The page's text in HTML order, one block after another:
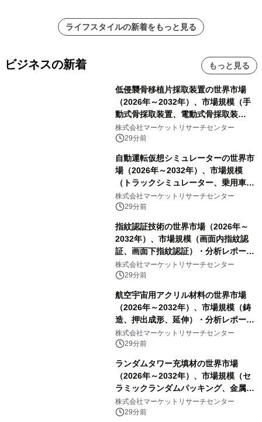
ライフスタイルの新着をもっと見る
ビジネスの新着 もっと見る
低侵襲骨移植片採取装置の世界市場
（2026年～2032年）、市場規模（手
動式骨採取装置、電動式骨採取装
置）・分析レポートを発表
株式会社マーケットリサーチセンター
29分前
自動運転仮想シミュレーターの世界市
場（2026年～2032年）、市場規模
（トラックシミュレーター、乗用車シ
ミュレーター、その他）・分析レポー
トを発表
株式会社マーケットリサーチセンター
29分前
指紋認証技術の世界市場（2026年～
2032年）、市場規模（画面内指紋認
証、画面下指紋認証）・分析レポート
を発表
株式会社マーケットリサーチセンター
29分前
航空宇宙用アクリル材料の世界市場
（2026年～2032年）、市場規模（鋳
造、押出成形、延伸）・分析レポート
を発表
株式会社マーケットリサーチセンター
29分前
ランダムタワー充填材の世界市場
（2026年～2032年）、市場規模（セ
ラミックランダムパッキング、金属ラ
ンダムパッキング、プラスチックラン
ダムパッキング、カーボンランダムパ
株式会社マーケットリサーチセンター
29分前